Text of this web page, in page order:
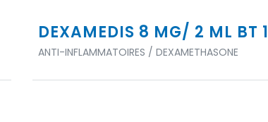
DEXAMEDIS 8 MG/ 2 ML BT 1
ANTI-INFLAMMATOIRES / DEXAMETHASONE